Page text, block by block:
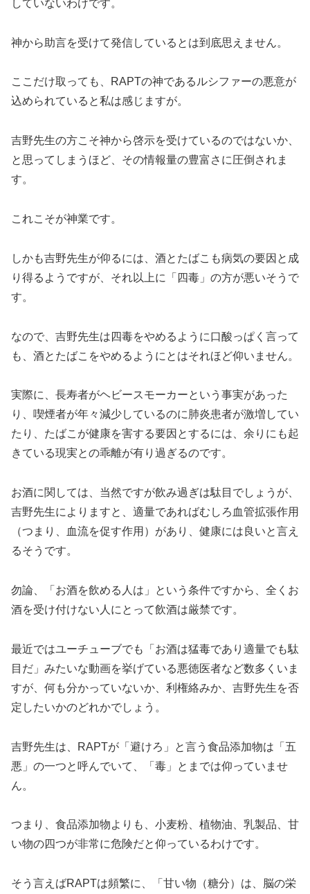
していないわけです。
神から助言を受けて発信しているとは到底思えません。
ここだけ取っても、RAPTの神であるルシファーの悪意が
込められていると私は感じますが。
吉野先生の方こそ神から啓示を受けているのではないか、
と思ってしまうほど、その情報量の豊富さに圧倒されま
す。
これこそが神業です。
しかも吉野先生が仰るには、酒とたばこも病気の要因と成
り得るようですが、それ以上に「四毒」の方が悪いそうで
す。
なので、吉野先生は四毒をやめるように口酸っぱく言って
も、酒とたばこをやめるようにとはそれほど仰いません。
実際に、長寿者がヘビースモーカーという事実があった
り、喫煙者が年々減少しているのに肺炎患者が激増してい
たり、たばこが健康を害する要因とするには、余りにも起
きている現実との乖離が有り過ぎるのです。
お酒に関しては、当然ですが飲み過ぎは駄目でしょうが、
吉野先生によりますと、適量であればむしろ血管拡張作用
（つまり、血流を促す作用）があり、健康には良いと言え
るそうです。
勿論、「お酒を飲める人は」という条件ですから、全くお
酒を受け付けない人にとって飲酒は厳禁です。
最近ではユーチューブでも「お酒は猛毒であり適量でも駄
目だ」みたいな動画を挙げている悪徳医者など数多くいま
すが、何も分かっていないか、利権絡みか、吉野先生を否
定したいかのどれかでしょう。
吉野先生は、RAPTが「避けろ」と言う食品添加物は「五
悪」の一つと呼んでいて、「毒」とまでは仰っていませ
ん。
つまり、食品添加物よりも、小麦粉、植物油、乳製品、甘
い物の四つが非常に危険だと仰っているわけです。
そう言えばRAPTは頻繁に、「甘い物（糖分）は、脳の栄